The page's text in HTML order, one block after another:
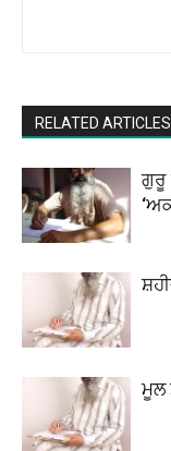
RELATED ARTICLES
ਗੁਰੂ
ਮੂਲ